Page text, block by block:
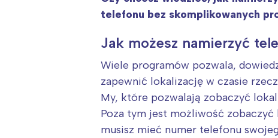
telefonu bez skomplikowanych
Jak możesz namierzyć
Wiele programów pozwala,
zapewnić lokalizację w czasie
My, które pozwalają zobaczyć
Poza tym jest możliwość
musisz mieć numer telefonu